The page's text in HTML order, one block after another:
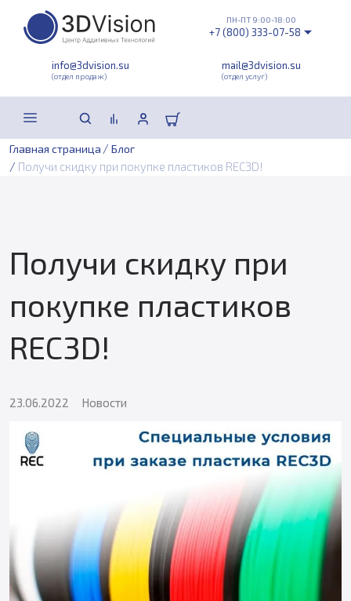
info@3dvision.su
(отдел продаж)
mail@3dvision.su
(отдел услуг)
ПН-ПТ 9:00-18:00
+7 (800) 333-07-58
Главная страница / Блог
/ Получи скидку при покупке пластиков REC3D!
Получи скидку при
покупке пластиков
REC3D!
23.06.2022 Новости